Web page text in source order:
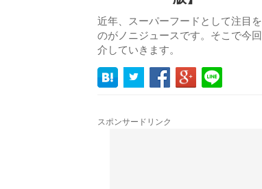
近年、スーパーフードとして注目
のがノニジュースです。そこで今
介していきます。
スポンサードリンク